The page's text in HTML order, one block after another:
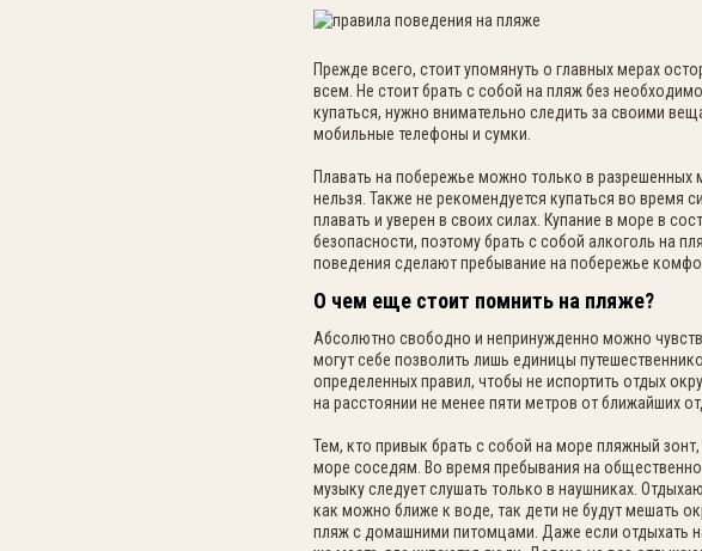
Прежде всего, стоит упомянуть о главных мерах
всем. Не стоит брать с собой на пляж без
купаться, нужно внимательно следить за своими
мобильные телефоны и сумки.
Плавать на побережье можно только в разрешенных
нельзя. Также не рекомендуется купаться во время
плавать и уверен в своих силах. Купание в море в
безопасности, поэтому брать с собой алкоголь на
поведения сделают пребывание на побережье
О чем еще стоит помнить на пляже?
Абсолютно свободно и непринужденно можно
могут себе позволить лишь единицы
определенных правил, чтобы не испортить отдых
на расстоянии не менее пяти метров от ближайших
Тем, кто привык брать с собой на море пляжный
море соседям. Во время пребывания на
музыку следует слушать только в наушниках.
как можно ближе к воде, так дети не будут мешать
пляж с домашними питомцами. Даже если отдыхать